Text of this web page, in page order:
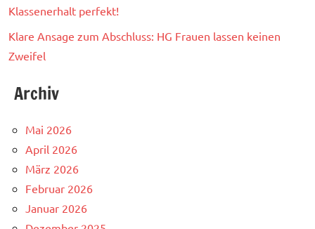
Klassenerhalt perfekt!
Klare Ansage zum Abschluss: HG Frauen lassen keinen
Zweifel
Archiv
Mai 2026
April 2026
März 2026
Februar 2026
Januar 2026